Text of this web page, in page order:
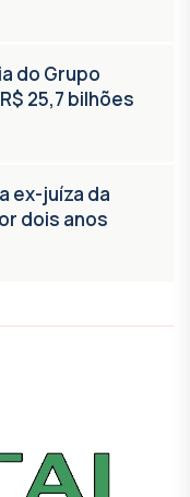
do Grupo
25,7 bilhões
ex-juíza da
dois anos